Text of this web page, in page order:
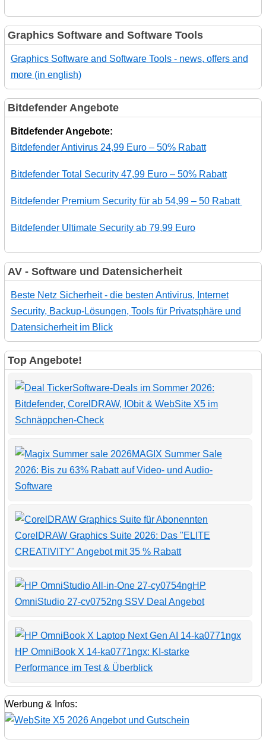
Graphics Software and Software Tools
Graphics Software and Software Tools - news, offers and
more (in english)
Bitdefender Angebote
Bitdefender Angebote:
Bitdefender Antivirus 24,99 Euro – 50% Rabatt
Bitdefender Total Security 47,99 Euro – 50% Rabatt
Bitdefender Premium Security für ab 54,99 – 50 Rabatt
Bitdefender Ultimate Security ab 79,99 Euro
AV - Software und Datensicherheit
Beste Netz Sicherheit - die besten Antivirus, Internet
Security, Backup-Lösungen, Tools für Privatsphäre und
Datensicherheit im Blick
Top Angebote!
Software-Deals im Sommer 2026:
Bitdefender, CorelDRAW, IObit & WebSite X5 im
Schnäppchen-Check
MAGIX Summer Sale
2026: Bis zu 63% Rabatt auf Video- und Audio-
Software
CorelDRAW Graphics Suite 2026: Das "ELITE
CREATIVITY" Angebot mit 35 % Rabatt
HP
OmniStudio 27-cv0752ng SSV Deal Angebot
HP OmniBook X 14-ka0771ngx: KI-starke
Performance im Test & Überblick
Werbung & Infos: